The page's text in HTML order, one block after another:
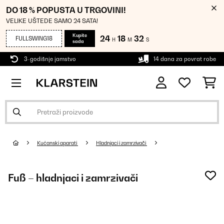
DO 18 % POPUSTA U TRGOVINI!
VELIKE UŠTEDE SAMO 24 SATA!
FULLSWING18
Kupite
sada
24 H 18 M 32 S
3-godišnje jamstvo 14 dana za povrat robe
Kućanski aparati Hladnjaci i zamrzivači
Fuß – hladnjaci i zamrzivači